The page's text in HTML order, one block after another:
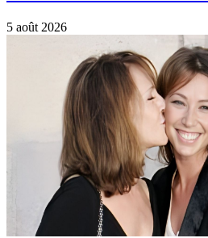
5 août 2026